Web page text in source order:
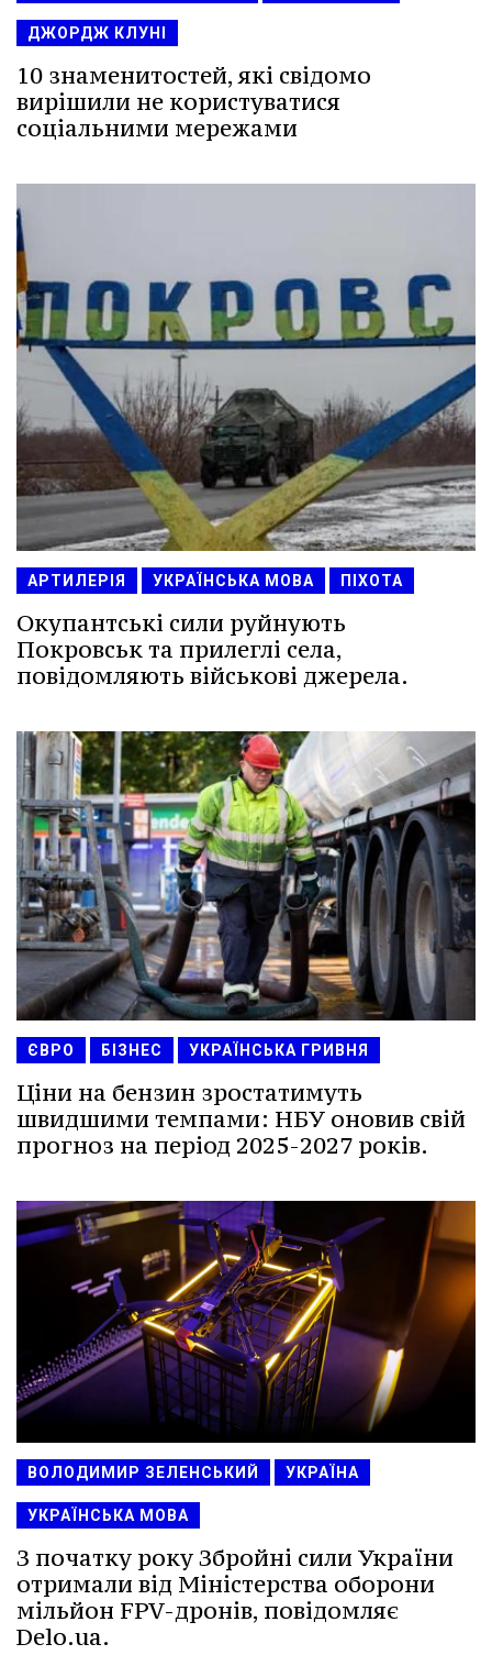
ДЖОРДЖ КЛУНІ
10 знаменитостей, які свідомо
вирішили не користуватися
соціальними мережами
АРТИЛЕРІЯ УКРАЇНСЬКА МОВА ПІХОТА
Окупантські сили руйнують
Покровськ та прилеглі села,
повідомляють військові джерела.
ЄВРО БІЗНЕС УКРАЇНСЬКА ГРИВНЯ
Ціни на бензин зростатимуть
швидшими темпами: НБУ оновив свій
прогноз на період 2025-2027 років.
ВОЛОДИМИР ЗЕЛЕНСЬКИЙ УКРАЇНА
УКРАЇНСЬКА МОВА
З початку року Збройні сили України
отримали від Міністерства оборони
мільйон FPV-дронів, повідомляє
Delo.ua.